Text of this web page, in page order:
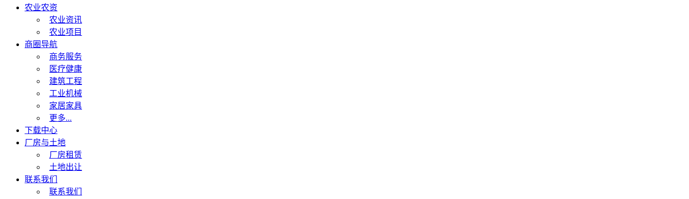
农业农资
农业资讯
农业项目
商圈导航
商务服务
医疗健康
建筑工程
工业机械
家居家具
更多...
下载中心
厂房与土地
厂房租赁
土地出让
联系我们
联系我们